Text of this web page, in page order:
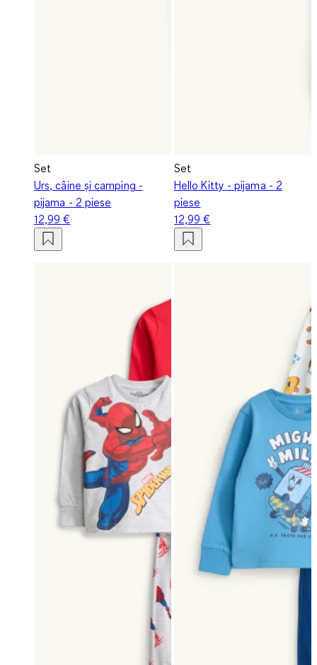
Set
Urs, câine și camping -
pijama - 2 piese
12,99 €
Set
Hello Kitty - pijama - 2
piese
12,99 €